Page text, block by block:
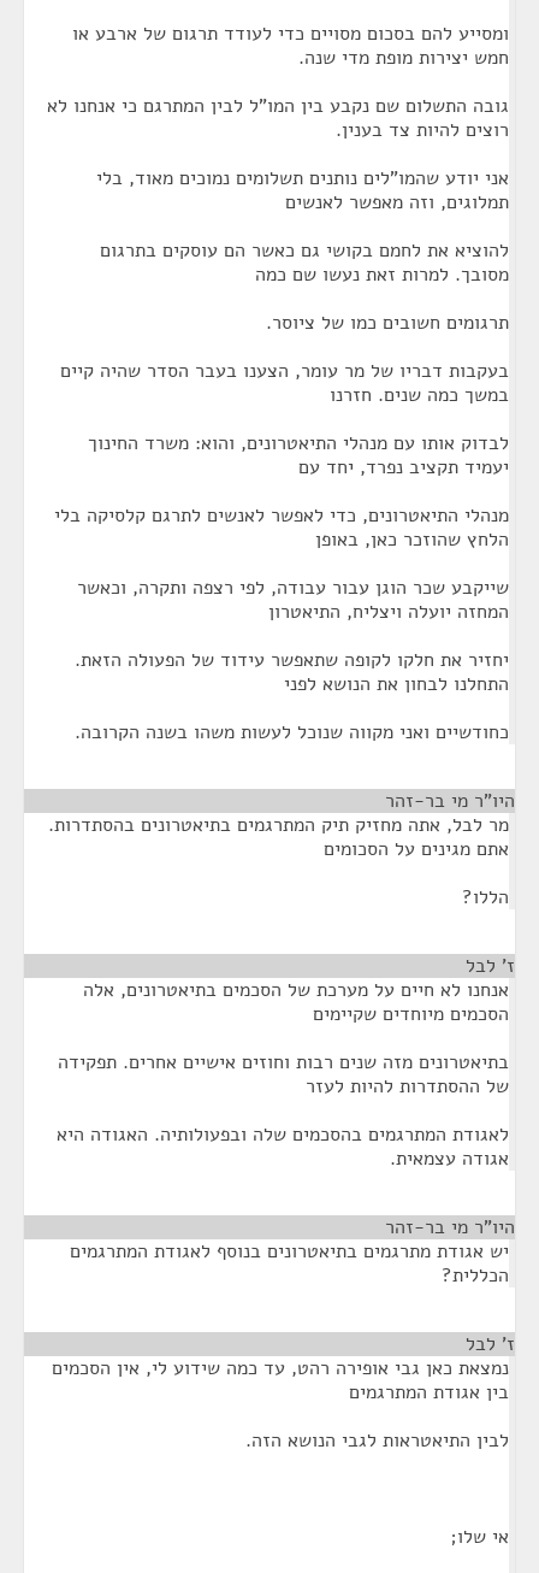
ומסייע להם בסכום מסויים כדי לעודד תרגום של ארבע או
חמש יצירות מופת מדי שנה.
גובה התשלום שם נקבע בין המו"ל לבין המתרגם כי אנחנו לא
רוצים להיות צד בענין.
אני יודע שהמו"לים נותנים תשלומים נמוכים מאוד, בלי
תמלוגים, וזה מאפשר לאנשים
להוציא את לחמם בקושי גם כאשר הם עוסקים בתרגום
מסובך. למרות זאת נעשו שם כמה
תרגומים חשובים כמו של ציוסר.
בעקבות דבריו של מר עומר, הצענו בעבר הסדר שהיה קיים
במשך כמה שנים. חזרנו
לבדוק אותו עם מנהלי התיאטרונים, והוא: משרד החינוך
יעמיד תקציב נפרד, יחד עם
מנהלי התיאטרונים, כדי לאפשר לאנשים לתרגם קלסיקה בלי
הלחץ שהוזכר כאן, באופן
שייקבע שכר הוגן עבור עבודה, לפי רצפה ותקרה, וכאשר
המחזה יועלה ויצליח, התיאטרון
יחזיר את חלקו לקופה שתאפשר עידוד של הפעולה הזאת.
התחלנו לבחון את הנושא לפני
כחודשיים ואני מקווה שנוכל לעשות משהו בשנה הקרובה.
היו"ר מי בר-זהר
מר לבל, אתה מחזיק תיק המתרגמים בתיאטרונים בהסתדרות.
אתם מגינים על הסכומים
הללו?
ז' לבל
אנחנו לא חיים על מערכת של הסכמים בתיאטרונים, אלה
הסכמים מיוחדים שקיימים
בתיאטרונים מזה שנים רבות וחוזים אישיים אחרים. תפקידה
של ההסתדרות להיות לעזר
לאגודת המתרגמים בהסכמים שלה ובפעולותיה. האגודה היא
אגודה עצמאית.
היו"ר מי בר-זהר
יש אגודת מתרגמים בתיאטרונים בנוסף לאגודת המתרגמים
הכללית?
ז' לבל
נמצאת כאן גבי אופירה רהט, עד כמה שידוע לי, אין הסכמים
בין אגודת המתרגמים
לבין התיאטראות לגבי הנושא הזה.
אי שלו;